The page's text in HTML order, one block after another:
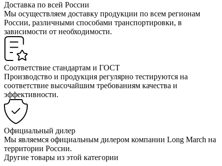
Доставка по всей России
Мы осуществляем доставку продукции по всем регионам
России, различными способами транспортировки, в
зависимости от необходимости.
Соответствие стандартам и ГОСТ
Производство и продукция регулярно тестируются на
соответствие высочайшим требованиям качества и
эффективности.
Официальный дилер
Мы являемся официальным дилером компании Long March на
территории России.
Другие товары из этой категории